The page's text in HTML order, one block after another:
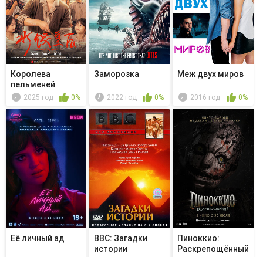
Королева
пельменей
2025 год 0%
Заморозка
2022 год 0%
Меж двух миров
2016 год 0%
Её личный ад
BBC: Загадки
истории
Пиноккио:
Раскрепощённый